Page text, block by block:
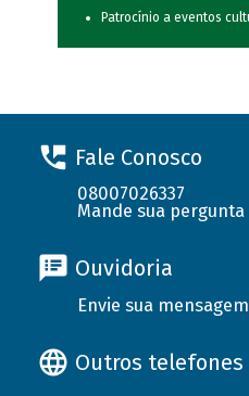
Patrocínio a eventos
Fale Conosco
08007026337
Mande sua pergunta
Ouvidoria
Envie sua mensagem
Outros telefones